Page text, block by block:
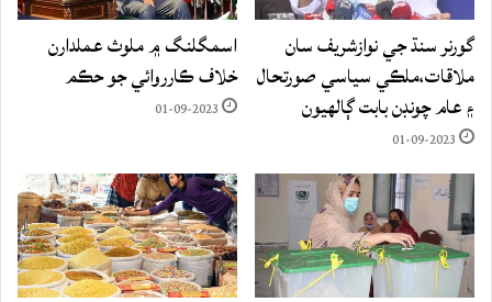
گورنر سنڌ جي نوازشريف سان
ملاقات،ملڪي سياسي صورتحال
۽ عام چونڊن بابت ڳالهيون
01-09-2023
اسمگلنگ ۾ ملوث عملدارن
خلاف ڪارروائي جو حڪم
01-09-2023